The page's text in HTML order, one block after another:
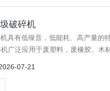
破碎机
具有低噪音，低能耗、高产量的
广泛应用于废塑料，废橡胶、木
07-21